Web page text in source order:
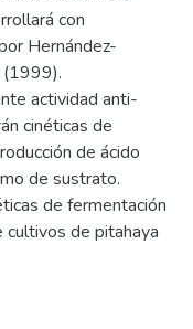
con
Hernández-
(1999).
actividad anti-
cinéticas de
de ácido
de sustrato.
de fermentación
cultivos de pitahaya